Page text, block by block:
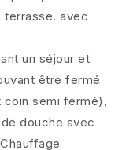
terrasse. avec
un séjour et
être fermé
coin semi fermé),
douche avec